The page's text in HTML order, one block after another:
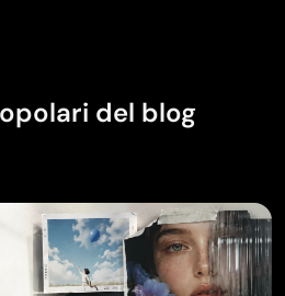
del blog